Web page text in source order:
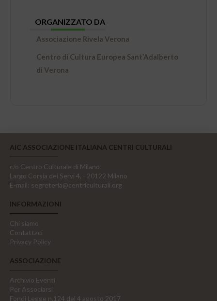
ORGANIZZATO DA
Associazione Rivela Verona
Centro di Cultura Europea Sant’Adalberto
di Verona
AIC ASSOCIAZIONE ITALIANA CENTRI CULTURALI
c/o Centro Culturale di Milano
Largo Corsia dei Servi 4, - 20122 Milano
E-mail: segreteria@centriculturali.org
INFORMAZIONI
Chi siamo
Contattaci
Privacy Policy
ASSOCIAZIONE
Archivio Eventi
Per Associarsi
Fondi Legge n.124 del 4 agosto 2017